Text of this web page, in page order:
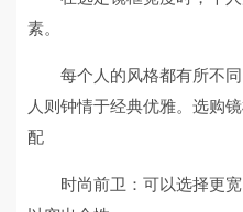
素。
每个人的风格都有所不
人则钟情于经典优雅。选购
配
时尚前卫：可以选择更